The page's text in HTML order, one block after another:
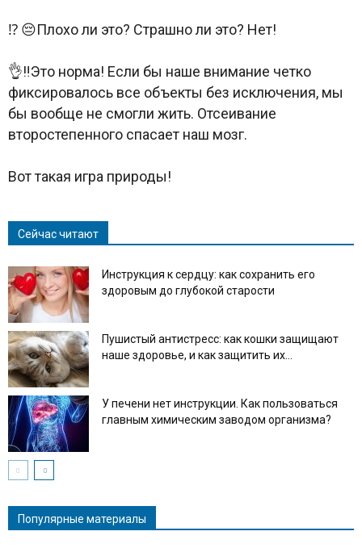
⁉️ 😔Плохо ли это? Страшно ли это? Нет!
👌‼️Это норма! Если бы наше внимание четко
фиксировалось все объекты без исключения, мы
бы вообще не смогли жить. Отсеивание
второстепенного спасает наш мозг.
Вот такая игра природы!
Сейчас читают
Инструкция к сердцу: как сохранить его
здоровым до глубокой старости
Пушистый антистресс: как кошки защищают
наше здоровье, и как защитить их...
У печени нет инструкции. Как пользоваться
главным химическим заводом организма?
Популярные материалы